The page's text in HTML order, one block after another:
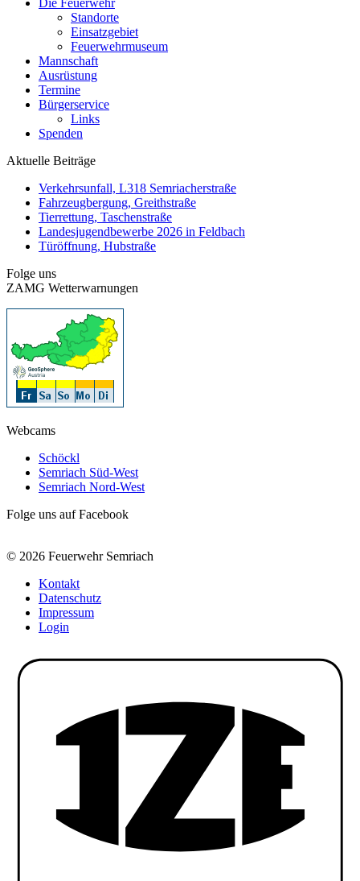
Die Feuerwehr
Standorte
Einsatzgebiet
Feuerwehrmuseum
Mannschaft
Ausrüstung
Termine
Bürgerservice
Links
Spenden
Aktuelle Beiträge
Verkehrsunfall, L318 Semriacherstraße
Fahrzeugbergung, Greithstraße
Tierrettung, Taschenstraße
Landesjugendbewerbe 2026 in Feldbach
Türöffnung, Hubstraße
Folge uns
ZAMG Wetterwarnungen
Webcams
Schöckl
Semriach Süd-West
Semriach Nord-West
Folge uns auf Facebook
© 2026 Feuerwehr Semriach
Kontakt
Datenschutz
Impressum
Login